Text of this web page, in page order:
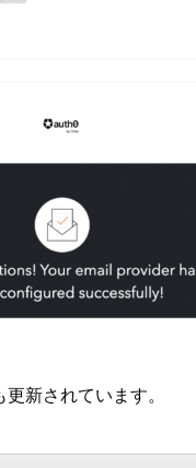
新されています。